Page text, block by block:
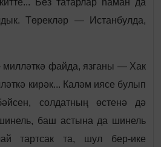
Без татарлар һаман да
Төрекләр — Истанбулда,
файда, язганы — Хак
кирәк... Каләм иясе булып
солдатның өстенә дә
баш астына да шинель
тартсак та, шул бер-ике